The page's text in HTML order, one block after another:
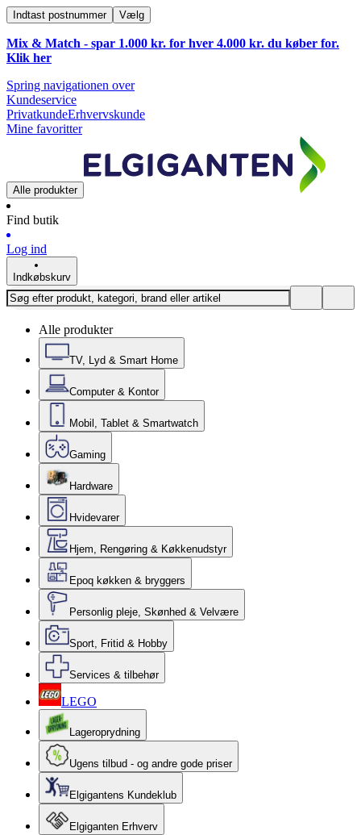
Indtast postnummer Vælg
Mix & Match - spar 1.000 kr. for hver 4.000 kr. du køber for.
Klik her
Spring navigationen over
Kundeservice
PrivatkundeErhvervskunde
Mine favoritter
Alle produkter
Find butik
Log ind
Indkøbskurv
Alle produkter
TV, Lyd & Smart Home
Computer & Kontor
Mobil, Tablet & Smartwatch
Gaming
Hardware
Hvidevarer
Hjem, Rengøring & Køkkenudstyr
Epoq køkken & bryggers
Personlig pleje, Skønhed & Velvære
Sport, Fritid & Hobby
Services & tilbehør
LEGO
Lageroprydning
Ugens tilbud - og andre gode priser
Elgigantens Kundeklub
Elgiganten Erhverv